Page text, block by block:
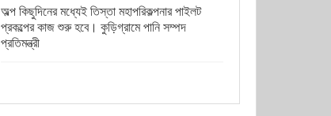
অল্প কিছুদিনের মধ্যেই তিস্তা মহাপরিকল্পনার পাইলট
প্রকল্পের কাজ শুরু হবে। কুড়িগ্রামে পানি সম্পদ
প্রতিমন্ত্রী